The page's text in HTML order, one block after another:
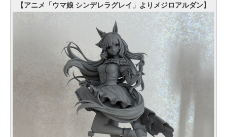
【アニメ「ウマ娘 シンデレラグレイ」よりメジロアルダン】